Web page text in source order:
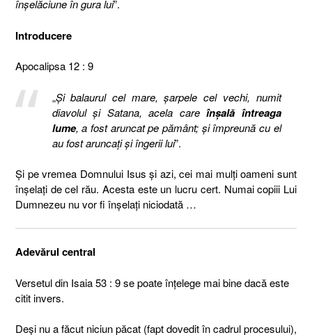
înșelăciune în gura lui”.
Introducere
Apocalipsa 12 : 9
„Şi balaurul cel mare, şarpele cel vechi, numit
diavolul şi Satana, acela care înşală întreaga
lume, a fost aruncat pe pământ; şi împreună cu el
au fost aruncaţi şi îngerii lui”.
Şi pe vremea Domnului Isus şi azi, cei mai mulţi oameni sunt
înşelaţi de cel rău. Acesta este un lucru cert. Numai copiii Lui
Dumnezeu nu vor fi înşelaţi niciodată …
Adevărul central
Versetul din Isaia 53 : 9 se poate înţelege mai bine dacă este
citit invers.
Deşi nu a făcut niciun păcat (fapt dovedit în cadrul procesului),